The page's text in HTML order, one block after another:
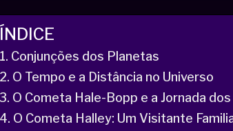
ÍNDICE
Conjunções dos Planetas
O Tempo e a Distância no Universo
O Cometa Hale-Bopp e a Jornada
O Cometa Halley: Um Visitante